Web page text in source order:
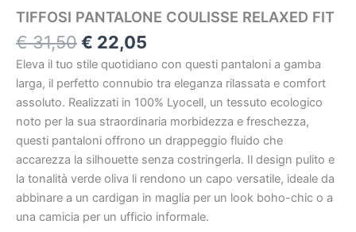
TIFFOSI PANTALONE COULISSE RELAXED FIT
€31,50€ 22,05
Eleva il tuo stile quotidiano con questi pantaloni a gamba
larga, il perfetto connubio tra eleganza rilassata e comfort
assoluto. Realizzati in 100% Lyocell, un tessuto ecologico
noto per la sua straordinaria morbidezza e freschezza,
questi pantaloni offrono un drappeggio fluido che
accarezza la silhouette senza costringerla. Il design pulito e
la tonalità verde oliva li rendono un capo versatile, ideale da
abbinare a un cardigan in maglia per un look boho-chic o a
una camicia per un ufficio informale.